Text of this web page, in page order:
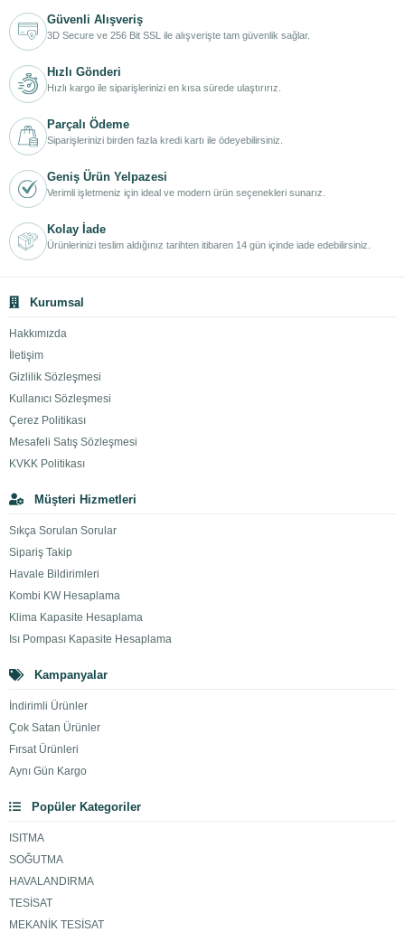
Güvenli Alışveriş
3D Secure ve 256 Bit SSL ile alışverişte tam güvenlik sağlar.
Hızlı Gönderi
Hızlı kargo ile siparişlerinizi en kısa sürede ulaştırırız.
Parçalı Ödeme
Siparişlerinizi birden fazla kredi kartı ile ödeyebilirsiniz.
Geniş Ürün Yelpazesi
Verimli işletmeniz için ideal ve modern ürün seçenekleri sunarız.
Kolay İade
Ürünlerinizi teslim aldığınız tarihten itibaren 14 gün içinde iade edebilirsiniz.
Kurumsal
Hakkımızda
İletişim
Gizlilik Sözleşmesi
Kullanıcı Sözleşmesi
Çerez Politikası
Mesafeli Satış Sözleşmesi
KVKK Politikası
Müşteri Hizmetleri
Sıkça Sorulan Sorular
Sipariş Takip
Havale Bildirimleri
Kombi KW Hesaplama
Klima Kapasite Hesaplama
Isı Pompası Kapasite Hesaplama
Kampanyalar
İndirimli Ürünler
Çok Satan Ürünler
Fırsat Ürünleri
Aynı Gün Kargo
Popüler Kategoriler
ISITMA
SOĞUTMA
HAVALANDIRMA
TESİSAT
MEKANİK TESİSAT